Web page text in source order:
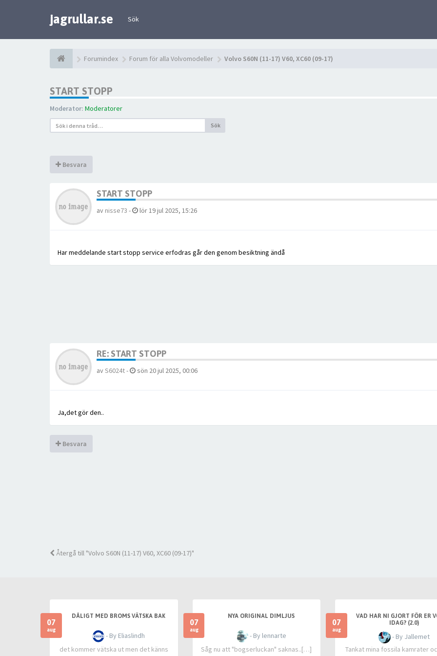
jagrullar.se Sök
Forumindex Forum för alla Volvomodeller Volvo S60N (11-17) V60, XC60 (09-17)
START STOPP
Moderator: Moderatorer
Sök
Besvara
START STOPP
av nisse73 - lör 19 jul 2025, 15:26
Har meddelande start stopp service erfodras går den genom besiktning ändå
RE: START STOPP
avS6024t- sön 20 jul 2025, 00:06
Ja,det gör den..
Besvara
Återgå till "Volvo S60N (11-17) V60, XC60 (09-17)"
07
aug
DÅLIGT MED BROMS VÄTSKA BAK
- By Eliaslindh
det kommer vätska ut men det känns
07
aug
NYA ORIGINAL DIMLJUS
- By lennarte
Såg nu att "bogserluckan" saknas..[…]
07
aug
VAD HAR NI GJORT FÖR ER
IDAG? (2.0)
- By Jallemet
Tankat mina fossila kamrater